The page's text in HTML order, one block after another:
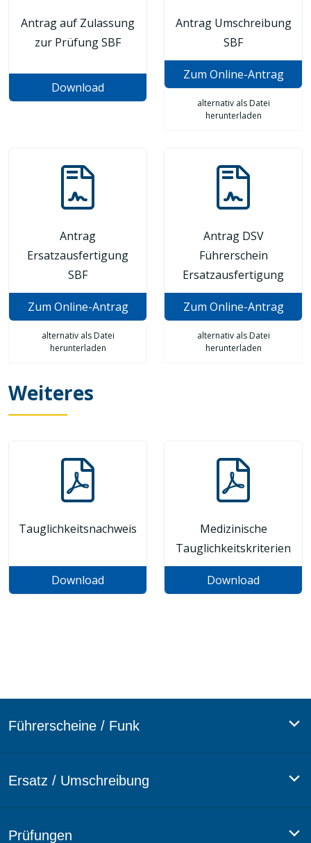
Antrag auf Zulassung
zur Prüfung SBF
Download
Antrag Umschreibung
SBF
Zum Online-Antrag
alternativ als Datei
herunterladen
Antrag
Ersatzausfertigung
SBF
Zum Online-Antrag
alternativ als Datei
herunterladen
Antrag DSV
Führerschein
Ersatzausfertigung
Zum Online-Antrag
alternativ als Datei
herunterladen
Weiteres
Tauglichkeitsnachweis
Download
Medizinische
Tauglichkeitskriterien
Download
Führerscheine / Funk
SKS: Sportküstenschifferschein
SHS: Sporthochseeschifferschein
Ersatz / Umschreibung
Prüfungen